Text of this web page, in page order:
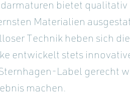
bietet
Materialien
Technik heben sich
entwickelt stets
Label gerecht
machen.